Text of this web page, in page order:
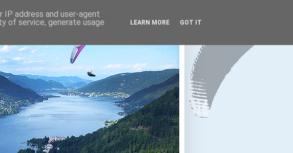
address and user-agent
of service, generate usage
LEARN MORE GOT IT